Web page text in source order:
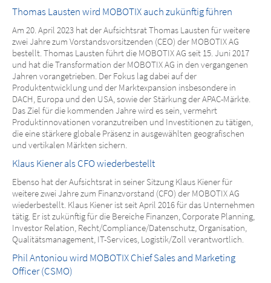
Thomas Lausten wird MOBOTIX auch zukünftig führen
Am 20. April 2023 hat der Aufsichtsrat Thomas Lausten für weitere
zwei Jahre zum Vorstandsvorsitzenden (CEO) der MOBOTIX AG
bestellt. Thomas Lausten führt die MOBOTIX AG seit 15. Juni 2017
und hat die Transformation der MOBOTIX AG in den vergangenen
Jahren vorangetrieben. Der Fokus lag dabei auf der
Produktentwicklung und der Marktexpansion insbesondere in
DACH, Europa und den USA, sowie der Stärkung der APAC-Märkte.
Das Ziel für die kommenden Jahre wird es sein, vermehrt
Produktinnovationen voranzutreiben und Investitionen zu tätigen,
die eine stärkere globale Präsenz in ausgewählten geografischen
und vertikalen Märkten sichern.
Klaus Kiener als CFO wiederbestellt
Ebenso hat der Aufsichtsrat in seiner Sitzung Klaus Kiener für
weitere zwei Jahre zum Finanzvorstand (CFO) der MOBOTIX AG
wiederbestellt. Klaus Kiener ist seit April 2016 für das Unternehmen
tätig. Er ist zukünftig für die Bereiche Finanzen, Corporate Planning,
Investor Relation, Recht/Compliance/Datenschutz, Organisation,
Qualitätsmanagement, IT-Services, Logistik/Zoll verantwortlich.
Phil Antoniou wird MOBOTIX Chief Sales and Marketing
Officer (CSMO)